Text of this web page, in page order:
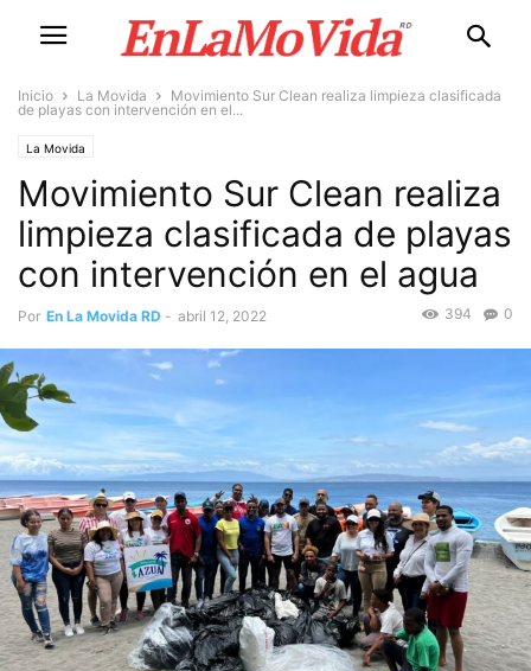
Inicio La Movida
Movimiento Sur Clean realiza limpieza clasificada
de playas con intervención en el...
La Movida
Movimiento Sur Clean realiza
limpieza clasificada de playas
con intervención en el agua
Por En La Movida RD - abril 12, 2022 0
394